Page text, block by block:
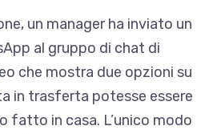
un manager ha inviato un
al gruppo di chat di
che mostra due opzioni su
in trasferta potesse essere
fatto in casa. L’unico modo